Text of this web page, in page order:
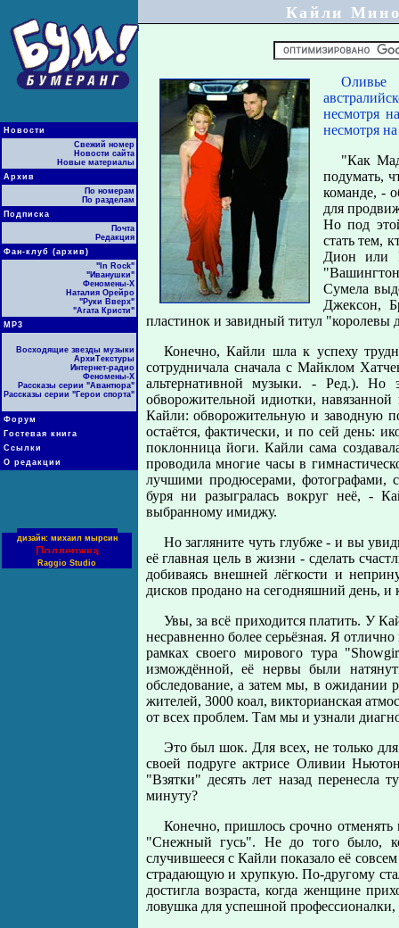
Новости
Свежий номер
Новости сайта
Новые материалы
Архив
По номерам
По разделам
Подписка
Почта
Редакция
Фан-клуб (архив)
"In Rock"
"Иванушки"
Феномены-Х
Наталия Орейро
"Руки Вверх"
"Агата Кристи"
МР3
Восходящие звезды музыки
АрхиТекстуры
Интернет-радио
Феномены-Х
Рассказы серии "Авантюра"
Рассказы серии "Герои спорта"
Форум
Гостевая книга
Ссылки
О редакции
дизайн: михаил мырсин
Поддержка
Raggio Studio
Кайли
Оливье
несмотря
несмотря
"Как
подумать,
команде, -
для
Но под
стать тем,
Дион или
Сумела
Джексон,
пластинок и завидный титул "королевы
Конечно, Кайли шла к успеху
сотрудничала сначала с Майклом
альтернативной музыки. - Ред.). Но
обворожительной идиотки,
Кайли: обворожительную и заводную
остаётся, фактически, и по сей день:
поклонница йоги. Кайли сама
проводила многие часы в
лучшими продюсерами, фотографами,
буря ни разыгралась вокруг неё, -
выбранному имиджу.
Но загляните чуть глубже - и вы
её главная цель в жизни - сделать
добиваясь внешней лёгкости и
дисков продано на сегодняшний день,
Увы, за всё приходится платить. У
несравненно более серьёзная. Я
рамках своего мирового тура
измождённой, её нервы были
обследование, а затем мы, в ожидании
жителей, 3000 коал, викторианская
от всех проблем. Там мы и узнали
Это был шок. Для всех, не только
своей подруге актрисе Оливии
"Взятки" десять лет назад
минуту?
Конечно, пришлось срочно
"Снежный гусь". Не до того было,
случившееся с Кайли показало её
страдающую и хрупкую. По-другому
достигла возраста, когда женщине
ловушка для успешной